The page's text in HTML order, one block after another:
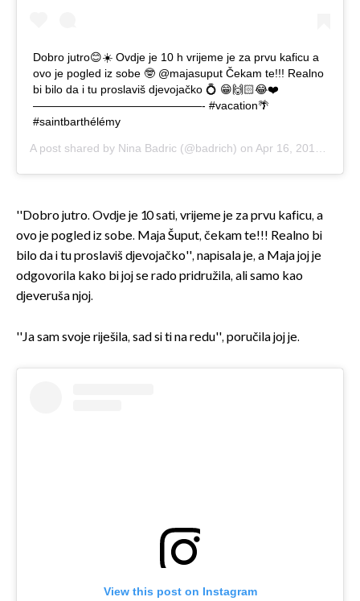
Dobro jutro😊☀️ Ovdje je 10 h vrijeme je za prvu kaficu a
ovo je pogled iz sobe 🤓 @majasuput Čekam te!!! Realno
bi bilo da i tu proslaviš djevojačko 💍 😁🙌🏻😂❤️
———————————————- #vacation🌴
#saintbarthélémy
A post shared by Nina Badric (@badrich) on Apr 16, 2019 at 7:20am PDT
''Dobro jutro. Ovdje je 10 sati, vrijeme je za prvu kaficu, a
ovo je pogled iz sobe. Maja Šuput, čekam te!!! Realno bi
bilo da i tu proslaviš djevojačko'', napisala je, a Maja joj je
odgovorila kako bi joj se rado pridružila, ali samo kao
djeveruša njoj.
''Ja sam svoje riješila, sad si ti na redu'', poručila joj je.
View this post on Instagram